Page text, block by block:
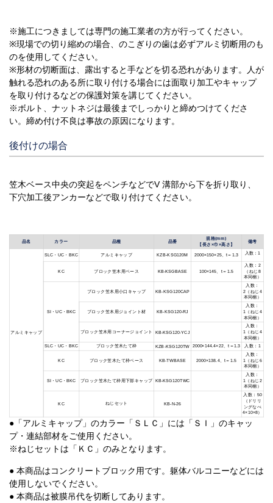
※施工につきましては専門の施工業者の方が行ってください。
※現場での切り縮めの場合、のこぎりの歯は必ずアルミ切断用のも
のを使用してください。
※形材の切断面は、露出すると手などを切る恐れがあります。人が
触れる恐れのある所に取り付ける場合には面取り加工やキャップ
を取り付けるなどの保護対策を講じてください。
※ボルト、ナットネジは最後までしっかりと締めつけてくださ
い。締め付け不良は事故の原因になります。
後付けの場合
笠木ベース中央の突起をペンチなどでV 溝部から下を折り取り、
下穴加工後アンカーなどで取り付けてください。
品名 カラー 品種 品番
規格(mm)
【長さ×巾×高さ】
備考
アルミキャップ
SLC・UC・BKC アルミキャップ KZB-KSG120M 2000×150×25、t＝1.3 入数：1
KC ブロック笠木用ベース KB-KSGBASE 100×145、t＝1.5
入数：2
（ねじ8
本同梱）
SI・UC・BKC
ブロック笠木用小口キャップ KB-KSG120CAP
入数：
2（ねじ4
本同梱）
ブロック笠木用ジョイント材 KB-KSG120-RJ
入数：
1（ねじ4
本同梱）
ブロック笠木用コーナージョイント KB-KSG120-YCJ
入数：
1（ねじ4
本同梱）
SLC・UC・BKC ブロック笠木たて枠 KZB-KSG120TW 2000×144.4×22、t＝1.3 入数：1
KC ブロック笠木たて枠ベース KB-TWBASE 2000×138.4、t＝1.5
入数：
1（ねじ6
本同梱）
SI・UC・BKC ブロック笠木たて枠用下部キャップ KB-KSG120TWC
入数：
1（ねじ2
本同梱）
KC ねじセット KB-N-26
入数：50
（ドリリ
ングなべ
4×10×8）
●「アルミキャップ」のカラー「ＳＬＣ」には「ＳＩ」のキャッ
プ・連結部材をご使用ください。
※ねじセットは「ＫＣ」のみとなります。
● 本商品はコンクリートブロック用です。躯体バルコニーなどには
使用しないでください。
● 本商品は被膜吊代を切断してあります。